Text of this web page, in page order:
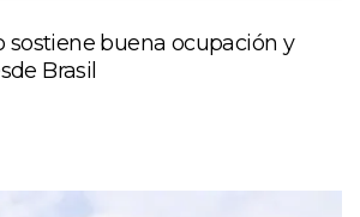
sostiene buena ocupación y
Brasil